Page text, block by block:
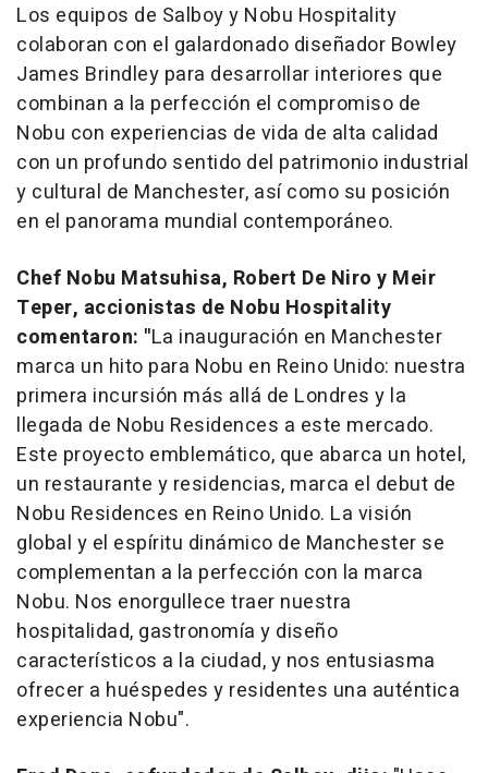
Los equipos de Salboy y Nobu Hospitality
colaboran con el galardonado diseñador Bowley
James Brindley para desarrollar interiores que
combinan a la perfección el compromiso de
Nobu con experiencias de vida de alta calidad
con un profundo sentido del patrimonio industrial
y cultural de Manchester, así como su posición
en el panorama mundial contemporáneo.
Chef Nobu Matsuhisa, Robert De Niro y Meir
Teper, accionistas de Nobu Hospitality
comentaron: "La inauguración en Manchester
marca un hito para Nobu en Reino Unido: nuestra
primera incursión más allá de Londres y la
llegada de Nobu Residences a este mercado.
Este proyecto emblemático, que abarca un hotel,
un restaurante y residencias, marca el debut de
Nobu Residences en Reino Unido. La visión
global y el espíritu dinámico de Manchester se
complementan a la perfección con la marca
Nobu. Nos enorgullece traer nuestra
hospitalidad, gastronomía y diseño
característicos a la ciudad, y nos entusiasma
ofrecer a huéspedes y residentes una auténtica
experiencia Nobu".